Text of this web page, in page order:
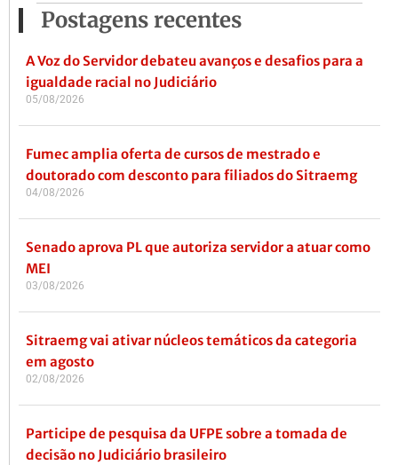
Postagens recentes
A Voz do Servidor debateu avanços e desafios para a
igualdade racial no Judiciário
05/08/2026
Fumec amplia oferta de cursos de mestrado e
doutorado com desconto para filiados do Sitraemg
04/08/2026
Senado aprova PL que autoriza servidor a atuar como
MEI
03/08/2026
Sitraemg vai ativar núcleos temáticos da categoria
em agosto
02/08/2026
Participe de pesquisa da UFPE sobre a tomada de
decisão no Judiciário brasileiro